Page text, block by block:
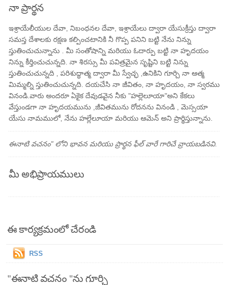
నా ప్రార్థన
ఇశ్రాయేలీయుల దేవా, నిబంధనల దేవా, ఇశ్రాయేలు ద్వారా యేసుక్రీస్తు ద్వారా
సమస్త దేశాలకు రక్షణ కల్పించటానికి నీ గొప్ప పనిని బట్టి నేను నిన్ను
స్తుతించుచున్నాను . మీ సంతోషాన్ని మరియు ఓదార్పు బట్టి నా హృదయం
నిన్ను కీర్తించుచున్నది. నా శిరస్సు మీ పవిత్రమైన సృష్టిని బట్టి నిన్ను
స్తుతించుచున్నది , పరిశుద్ధాత్మ ద్వారా మీ స్వేచ్ఛ ,ఉనికిని గూర్చి నా ఆత్మ
మిమ్మల్ని స్తుతించుచున్నది. దయచేసి నా జీవితం, నా హృదయం, నా స్వరము
వినండి.వారు అందరూ ఏకైక దేవుడవైన నీకు "హల్లెలూయా"అని కేకలు
వేస్తుండగా నా హృదయమును ,జీవితమును రోదనను వినండి , మెస్సయా
యేసు నామములో, నేను హల్లేలూయా మరియు ఆమెన్ అని ప్రార్థిస్తున్నాను.
ఈనాటి వచనం" లోని భావన మరియు ప్రార్థన ఫీల్ వారే గారిచే వ్రాయబడినవి.
మీ అభిప్రాయములు
ఈ కార్యక్రమంలో చేరండి
RSS
"ఈనాటి వచనం "ను గూర్చి